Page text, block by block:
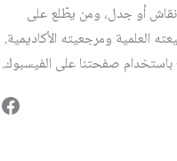
أو جدل، ومن يطّلع على
العلمية ومرجعيته الأكاديمية.
صفحتنا على الفيسبوك.